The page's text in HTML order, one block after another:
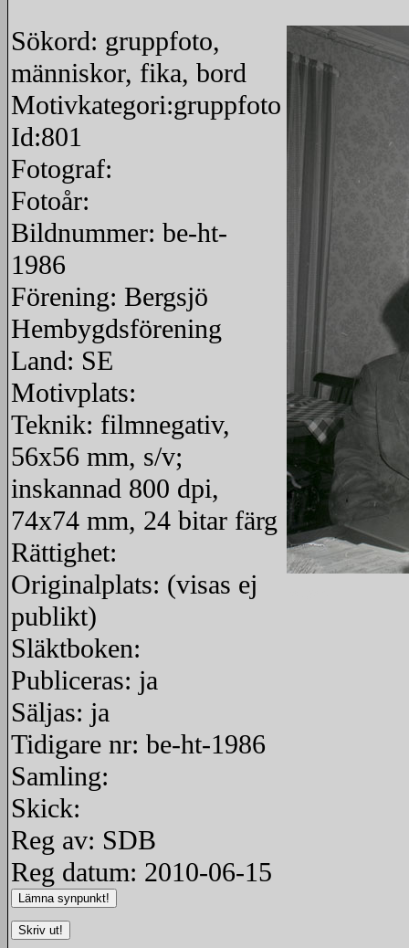
Sökord: gruppfoto,
människor, fika, bord
Motivkategori:gruppfoto
Id:801
Fotograf:
Fotoår:
Bildnummer: be-ht-
1986
Förening: Bergsjö
Hembygdsförening
Land: SE
Motivplats:
Teknik: filmnegativ,
56x56 mm, s/v;
inskannad 800 dpi,
74x74 mm, 24 bitar färg
Rättighet:
Originalplats: (visas ej
publikt)
Släktboken:
Publiceras: ja
Säljas: ja
Tidigare nr: be-ht-1986
Samling:
Skick:
Reg av: SDB
Reg datum: 2010-06-15